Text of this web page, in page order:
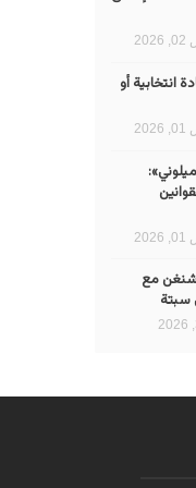
انتخابية أو
شنغن مع
سبتة